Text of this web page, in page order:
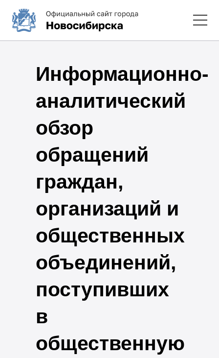
Информационно-
аналитический
обзор
обращений
граждан,
организаций и
общественных
объединений,
поступивших
в
общественную